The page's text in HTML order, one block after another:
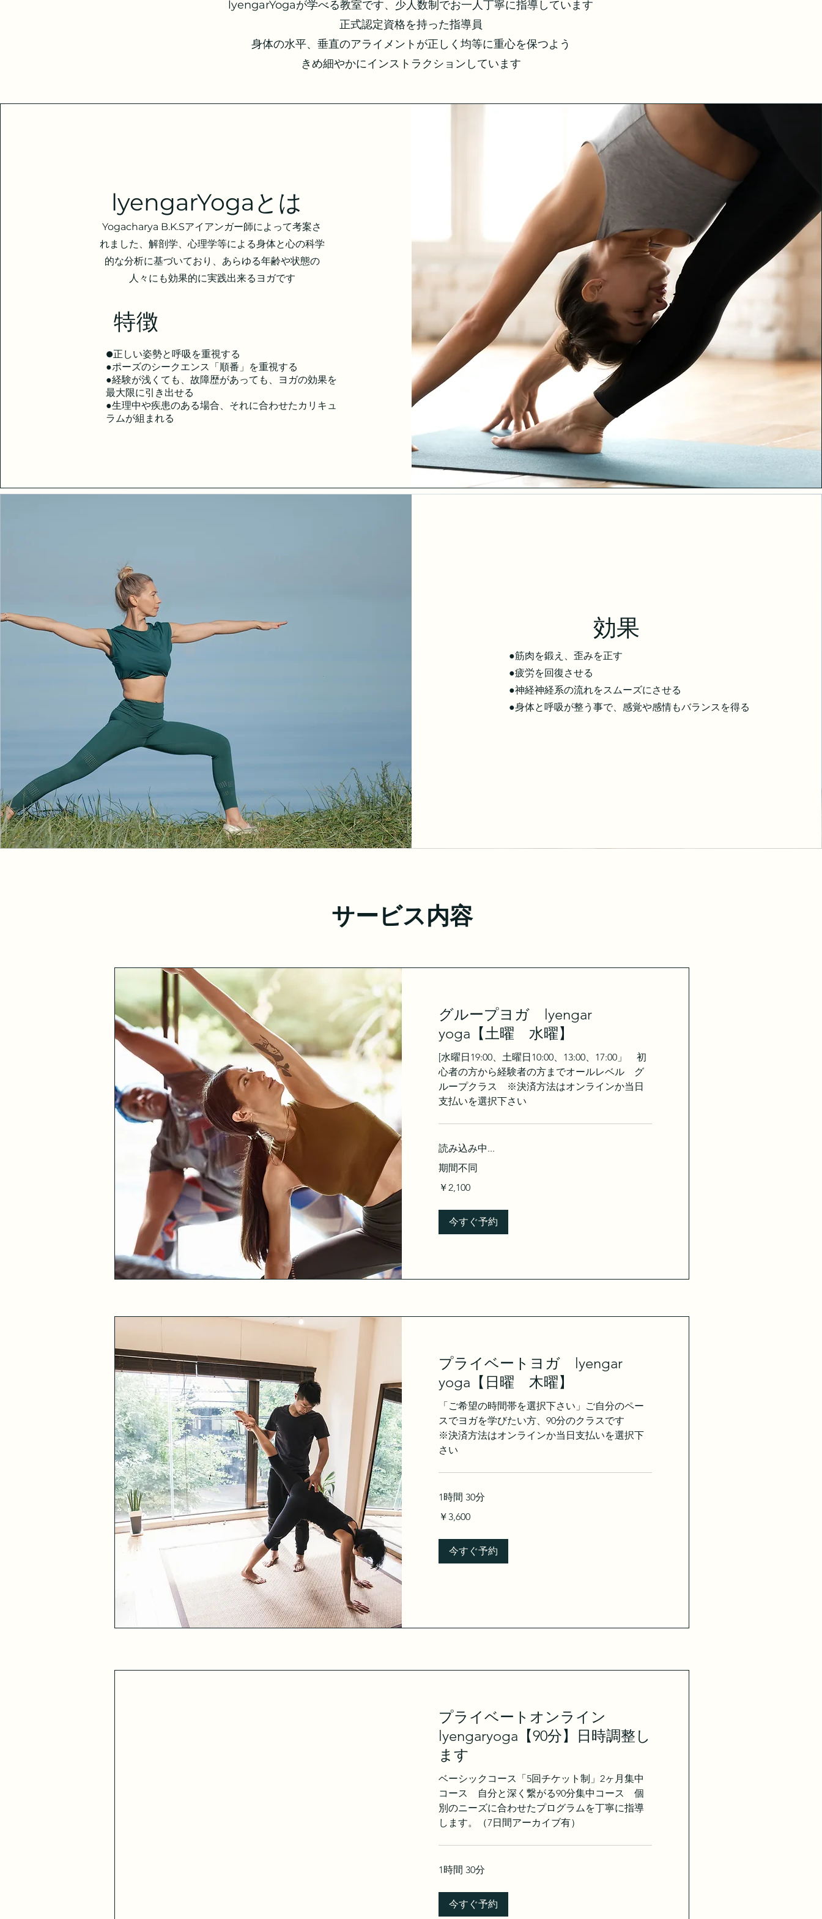
lyengarYogaが学べる教室です、少人数制でお一人丁寧に指導しています
正式認定資格を持った指導員
身体の水平、垂直のアライメントが正しく均等に重心を保つよう
​きめ細やかにインストラクションしています
lyengarYogaとは
Yogacharya B.K.Sアイアンガー師によって考案さ
れました、解剖学、心理学等による身体と心の科学
的な分析に基づいており、あらゆる年齢や状態の
人々にも効果的に実践出来るヨガです
特徴
●正しい姿勢と呼吸を重視する
●ポーズのシークエンス「順番」を重視する
●経験が浅くても、故障歴があっても、ヨガの効果を
最大限に引き出せる
​●生理中や疾患のある場合、それに合わせたカリキュ
ラムが組まれる
効果
●筋肉を鍛え、歪みを正す
●疲労を回復させる
●神経神経系の流れをスムーズにさせる
​●身体と呼吸が整う事で、感覚や感情もバランスを得る
サービス内容
グループヨガ lyengar
yoga【土曜 水曜】
[水曜日19:00、土曜日10:00、13:00、17:00」 初
心者の方から経験者の方までオールレベル グ
ループクラス ※決済方法はオンラインか当日
支払いを選択下さい
読み込み中...
期間不同
円
￥2,100
今すぐ予約
プライベートヨガ lyengar
yoga【日曜 木曜】
「ご希望の時間帯を選択下さい」ご自分のペー
スでヨガを学びたい方、90分のクラスです
※決済方法はオンラインか当日支払いを選択下
さい
1時間 30分
円
￥3,600
今すぐ予約
プライベートオンライン
lyengaryoga【90分】日時調整し
ます
ベーシックコース「5回チケット制」2ヶ月集中
コース 自分と深く繋がる90分集中コース 個
別のニーズに合わせたプログラムを丁寧に指導
します。（7日間アーカイブ有）
1時間 30分
今すぐ予約